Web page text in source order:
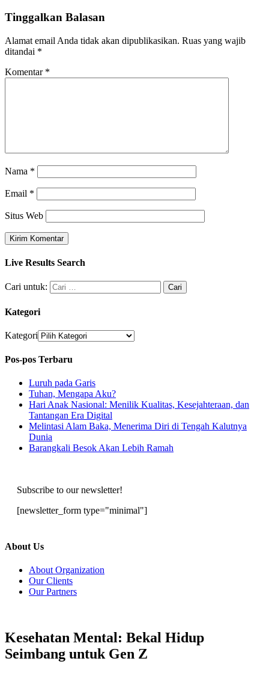
Tinggalkan Balasan
Alamat email Anda tidak akan dipublikasikan. Ruas yang wajib
ditandai *
Komentar *
Nama *
Email *
Situs Web
Live Results Search
Cari untuk:
Kategori
Kategori
Pos-pos Terbaru
Luruh pada Garis
Tuhan, Mengapa Aku?
Hari Anak Nasional: Menilik Kualitas, Kesejahteraan, dan
Tantangan Era Digital
Melintasi Alam Baka, Menerima Diri di Tengah Kalutnya
Dunia
Barangkali Besok Akan Lebih Ramah
Subscribe to our newsletter!
[newsletter_form type="minimal"]
About Us
About Organization
Our Clients
Our Partners
Kesehatan Mental: Bekal Hidup
Seimbang untuk Gen Z